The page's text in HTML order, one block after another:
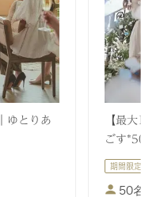
ゆとりあ
【最
ごす
期間限定
50